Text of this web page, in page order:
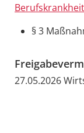
§ 3
27.05.2026